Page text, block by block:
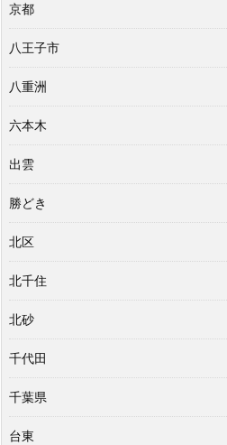
京都
八王子市
八重洲
六本木
出雲
勝どき
北区
北千住
北砂
千代田
千葉県
台東